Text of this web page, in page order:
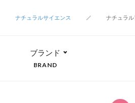
ナチュラルサイエンス
ナチュラ
ブランド
BRAND